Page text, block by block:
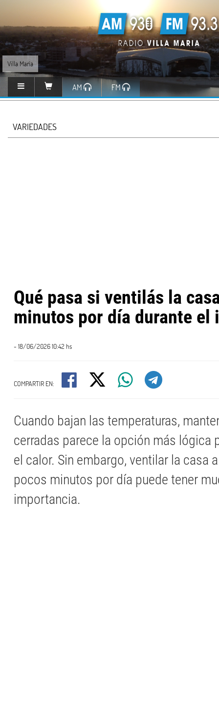
Villa María
AM FM
VARIEDADES
Qué pasa si ventilás la
minutos por día durante el
- 18/06/2026 10:42 hs
COMPARTIR EN:
Cuando bajan las temperaturas,
cerradas parece la opción más lógica
el calor. Sin embargo, ventilar la casa
pocos minutos por día puede tener
importancia.